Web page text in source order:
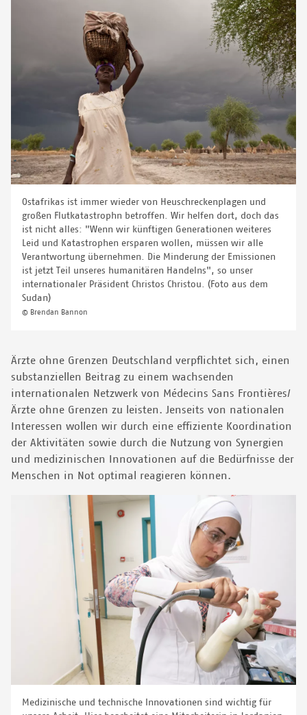
Ostafrikas ist immer wieder von Heuschreckenplagen und
großen Flutkatastrophn betroffen. Wir helfen dort, doch das
ist nicht alles: "Wenn wir künftigen Generationen weiteres
Leid und Katastrophen ersparen wollen, müssen wir alle
Verantwortung übernehmen. Die Minderung der Emissionen
ist jetzt Teil unseres humanitären Handelns", so unser
internationaler Präsident Christos Christou. (Foto aus dem
Sudan)
© Brendan Bannon
Ärzte ohne Grenzen Deutschland verpflichtet sich, einen
substanziellen Beitrag zu einem wachsenden
internationalen Netzwerk von Médecins Sans Frontières/
Ärzte ohne Grenzen zu leisten. Jenseits von nationalen
Interessen wollen wir durch eine effiziente Koordination
der Aktivitäten sowie durch die Nutzung von Synergien
und medizinischen Innovationen auf die Bedürfnisse der
Menschen in Not optimal reagieren können.
Medizinische und technische Innovationen sind wichtig für